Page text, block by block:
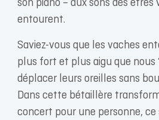
son piano – aux sons des êtres
entourent.
Saviez-vous que les vaches
plus fort et plus aigu que nous
déplacer leurs oreilles sans
Dans cette bétaillère
concert pour une personne,